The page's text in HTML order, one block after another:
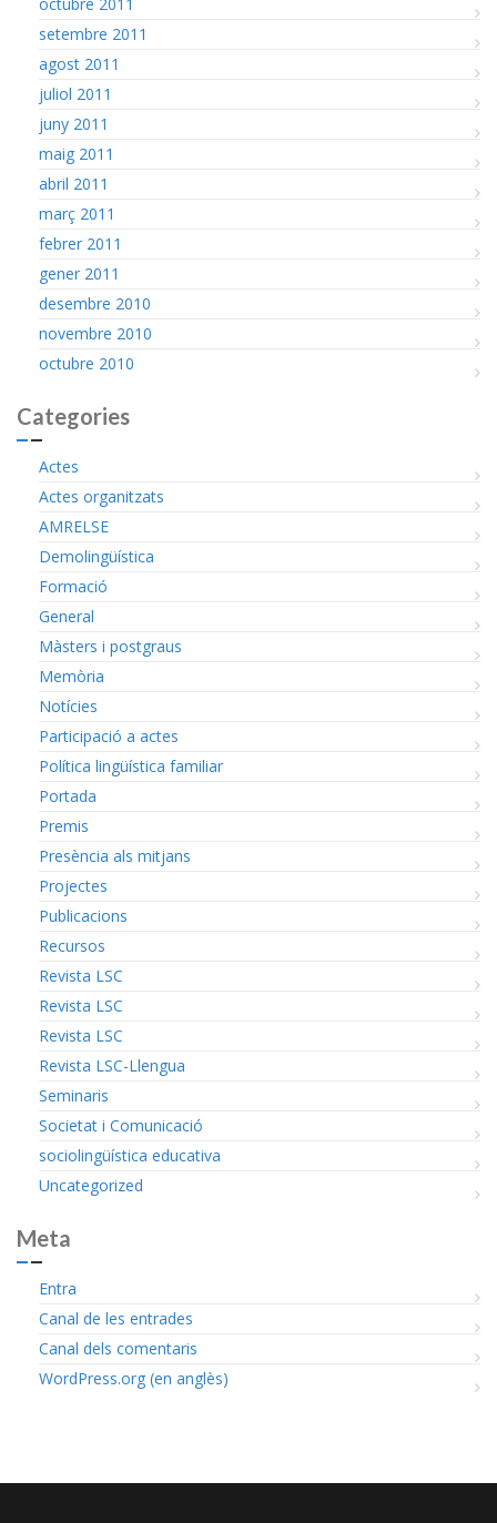
octubre 2011
setembre 2011
agost 2011
juliol 2011
juny 2011
maig 2011
abril 2011
març 2011
febrer 2011
gener 2011
desembre 2010
novembre 2010
octubre 2010
Categories
Actes
Actes organitzats
AMRELSE
Demolingüística
Formació
General
Màsters i postgraus
Memòria
Notícies
Participació a actes
Política lingüística familiar
Portada
Premis
Presència als mitjans
Projectes
Publicacions
Recursos
Revista LSC
Revista LSC
Revista LSC
Revista LSC-Llengua
Seminaris
Societat i Comunicació
sociolingüística educativa
Uncategorized
Meta
Entra
Canal de les entrades
Canal dels comentaris
WordPress.org (en anglès)